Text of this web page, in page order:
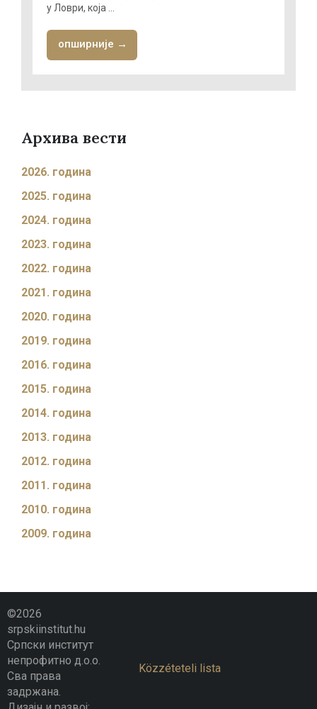
у Ловри, која ...
опширније →
Архива вести
2026. година
2025. година
2024. година
2023. година
2022. година
2021. година
2020. година
2019. година
2016. година
2015. година
2014. година
2013. година
2012. година
2011. година
2010. година
2009. година
©2026
srpskiinstitut.hu
Српски институт
непрофитно д.о.о.
Сва права
задржана.
Közzéteteli lista